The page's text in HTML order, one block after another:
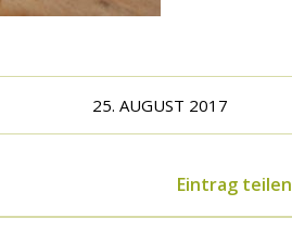
25. AUGUST 2017
Eintrag teilen